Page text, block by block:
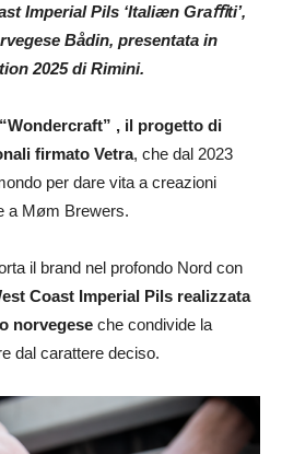
ImperialPils ‘Italiæn Graﬃti’,
Bådin, presentata in
2025 di Rimini.
, il progetto di
firmato Vetra, che dal 2023
per dare vita a creazioni
a Møm Brewers.
il brand nel profondo Nord con
Coast Imperial Pils realizzata
norvegese che condivide la
dal carattere deciso.